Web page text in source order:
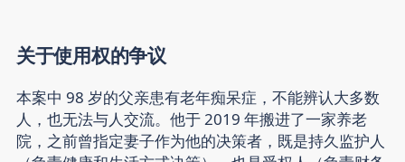
关于使用权的争议
本案中 98 岁的父亲患有老年痴呆症，不能辨认大多数
人，也无法与人交流。他于 2019 年搬进了一家养老
院，之前曾指定妻子作为他的决策者，既是持久监护人